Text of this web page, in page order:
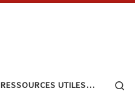
RESSOURCES UTILES…